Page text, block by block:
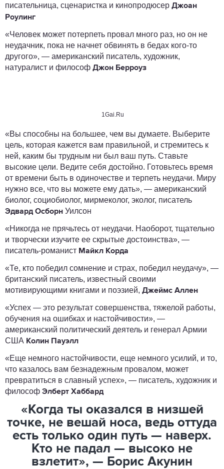
писательница, сценаристка и кинопродюсер Джоан
Роулинг
«Человек может потерпеть провал много раз, но он не
неудачник, пока не начнет обвинять в бедах кого-то
другого», — американский писатель, художник,
натуралист и философ Джон Берроуз
1Gai.Ru
«Вы способны на большее, чем вы думаете. Выберите
цель, которая кажется вам правильной, и стремитесь к
ней, каким бы трудным ни был ваш путь. Ставьте
высокие цели. Ведите себя достойно. Готовьтесь время
от времени быть в одиночестве и терпеть неудачи. Миру
нужно все, что вы можете ему дать», — американский
биолог, социобиолог, мирмеколог, эколог, писатель
Эдвард Осборн Уилсон
«Никогда не прячьтесь от неудачи. Наоборот, тщательно
и творчески изучите ее скрытые достоинства», —
писатель-романист Майкл Корда
«Те, кто победил сомнение и страх, победил неудачу», —
британский писатель, известный своими
мотивирующими книгами и поэзией, Джеймс Аллен
«Успех — это результат совершенства, тяжелой работы,
обучения на ошибках и настойчивости», —
американский политический деятель и генерал Армии
США Колин Пауэлл
«Еще немного настойчивости, еще немного усилий, и то,
что казалось вам безнадежным провалом, может
превратиться в славный успех», — писатель, художник и
философ Элберт Хаббард
«Когда ты оказался в низшей
точке, не вешай носа, ведь оттуда
есть только один путь — наверх.
Кто не падал — высоко не
взлетит», — Борис Акунин